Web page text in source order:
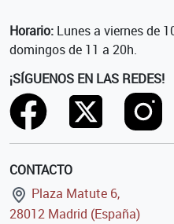
Horario: Lunes a viernes de
domingos de 11 a 20h.
¡SÍGUENOS EN LAS REDES!
CONTACTO
Plaza Matute 6,
28012 Madrid (España)